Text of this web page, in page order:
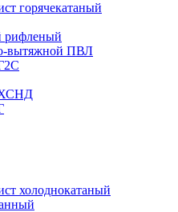
горячекатаный
рифленый
вытяжной ПВЛ
холоднокатаный